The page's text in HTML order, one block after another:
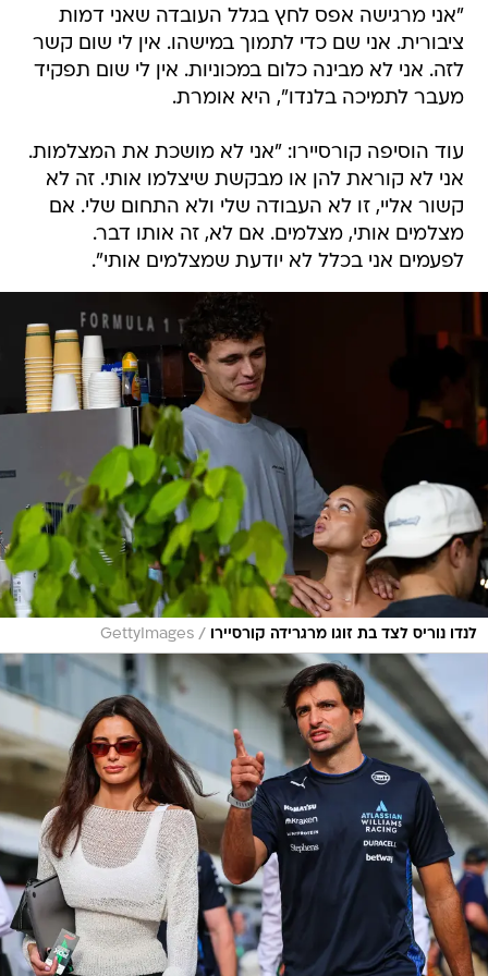
"אני מרגישה אפס לחץ בגלל העובדה שאני דמות
ציבורית. אני שם כדי לתמוך במישהו. אין לי שום קשר
לזה. אני לא מבינה כלום במכוניות. אין לי שום תפקיד
מעבר לתמיכה בלנדו", היא אומרת.
עוד הוסיפה קורסיירו: "אני לא מושכת את המצלמות.
אני לא קוראת להן או מבקשת שיצלמו אותי. זה לא
קשור אליי, זו לא העבודה שלי ולא התחום שלי. אם
מצלמים אותי, מצלמים. אם לא, זה אותו דבר.
לפעמים אני בכלל לא יודעת שמצלמים אותי".
לנדו נוריס לצד בת זוגו מרגרידה קורסיירו /
GettyImages